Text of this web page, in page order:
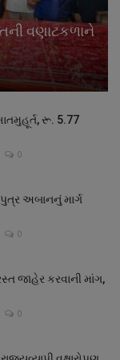
વણાટકળાને
રૂ. 5.77
0
અબાનનું માર્ગ
0
જાહેર કરવાની માંગ,
0